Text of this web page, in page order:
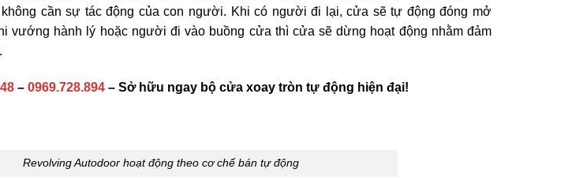
không cần sự tác động của con người. Khi có người đi lại, cửa sẽ tự động đóng mở
vướng hành lý hoặc người đi vào buồng cửa thì cửa sẽ dừng hoạt động nhằm đảm
–0969.728.894– Sở hữu ngay bộ cửa xoay tròn tự động hiện đại!
Revolving Autodoor hoạt động theo cơ chế bán tự động